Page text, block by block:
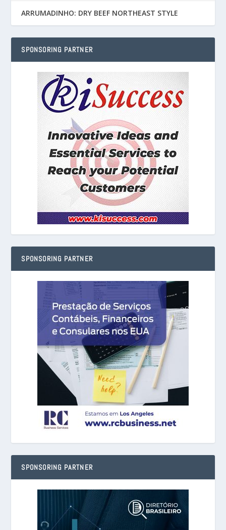
ARRUMADINHO: DRY BEEF NORTHEAST STYLE
SPONSORING PARTNER
SPONSORING PARTNER
SPONSORING PARTNER